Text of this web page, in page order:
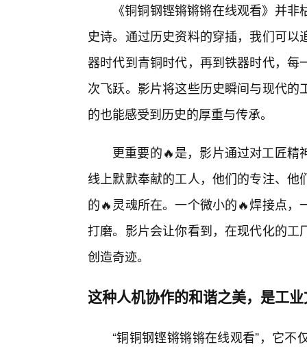
《铜铜钢铿锵锵锵在线观看》并
史诗。通过历史资料的穿插，我们可
器时代到青铜时代，再到铁器时代，
次飞跃。影片将这些历史瞬间与现代
的也能感受到历史的厚重与传承。
更重要的🔥是，影片通过对工匠
线上默默奉献的工人，他们的专注、
的🔥灵魂所在。一个微小的🔥焊接点
打磨。影片会让你看到，在现代化的
创造奇迹。
这种人机协作的和谐之美，是工
“铜铜钢铿锵锵锵在线观看”，它